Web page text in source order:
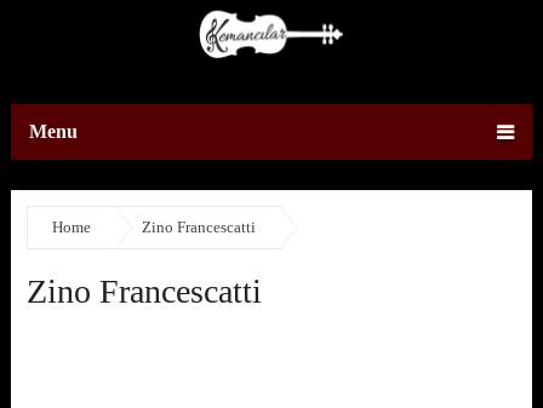
Menu
Home Zino Francescatti
Zino Francescatti